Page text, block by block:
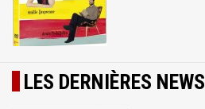
LES DERNIÈRES NEWS